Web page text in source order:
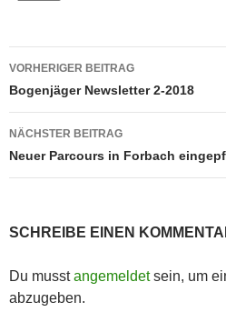
Beitragsnavigation
VORHERIGER BEITRAG
Bogenjäger Newsletter 2-2018
NÄCHSTER BEITRAG
Neuer Parcours in Forbach
SCHREIBE EINEN
Du musstangemeldetsein, um
abzugeben.